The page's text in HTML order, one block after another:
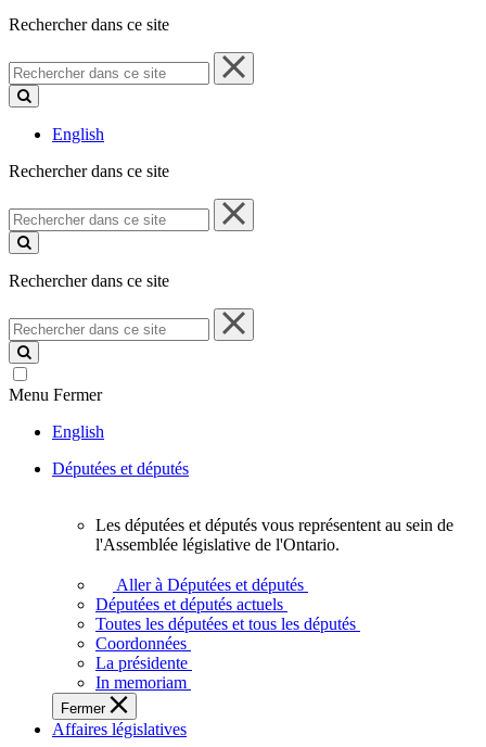
Rechercher dans ce site
Rechercher
dans
ce
English
Rechercher dans ce site
Rechercher
dans
ce
Rechercher dans ce site
Rechercher
dans
ce
site
Menu Fermer
English
Députées et députés
députés
vous
représentent
sein
de
l'Assemblée
législative
Les députées et députés vous représentent au sein de
l'Assemblée législative de l'Ontario.
Aller à Députées et députés
Députées et députés actuels
Toutes les députées et tous les députés
Coordonnées
La présidente
In memoriam
Fermer
Affaires législatives